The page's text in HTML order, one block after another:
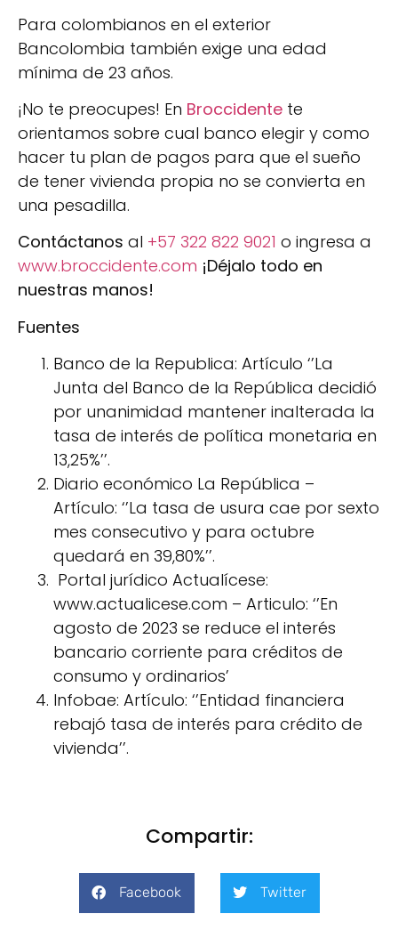
Para colombianos en el exterior
Bancolombia también exige una edad
mínima de 23 años.
¡No te preocupes! En Broccidente te
orientamos sobre cual banco elegir y como
hacer tu plan de pagos para que el sueño
de tener vivienda propia no se convierta en
una pesadilla.
Contáctanos al +57 322 822 9021 o ingresa a
www.broccidente.com ¡Déjalo todo en
nuestras manos!
Fuentes
Banco de la Republica: Artículo ‘’La
Junta del Banco de la República decidió
por unanimidad mantener inalterada la
tasa de interés de política monetaria en
13,25%’’.
Diario económico La República –
Artículo: ‘’La tasa de usura cae por sexto
mes consecutivo y para octubre
quedará en 39,80%’’.
Portal jurídico Actualícese:
www.actualicese.com – Articulo: ‘’En
agosto de 2023 se reduce el interés
bancario corriente para créditos de
consumo y ordinarios’
Infobae: Artículo: ‘’Entidad financiera
rebajó tasa de interés para crédito de
vivienda’’.
Compartir:
Facebook Twitter